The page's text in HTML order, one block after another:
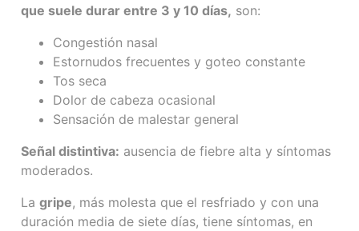
que suele durar entre 3 y 10 días, son:
Congestión nasal
Estornudos frecuentes y goteo constante
Tos seca
Dolor de cabeza ocasional
Sensación de malestar general
Señal distintiva: ausencia de fiebre alta y síntomas
moderados.
Lagripe, más molesta que el resfriado y con una
duración media de siete días, tiene síntomas, en